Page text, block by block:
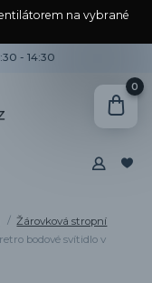
na vybrané
- 14:30
0
Žárovková stropní
bodové svítidlo v